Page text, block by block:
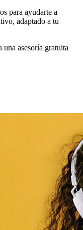
para ayudarte a
adaptado a tu
una asesoría gratuita